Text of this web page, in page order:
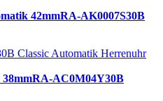
42mmRA-AK0007S30B
RA-AC0M04Y30B